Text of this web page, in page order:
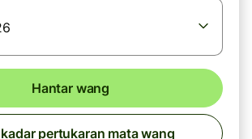
Hantar wang
pertukaran mata wang